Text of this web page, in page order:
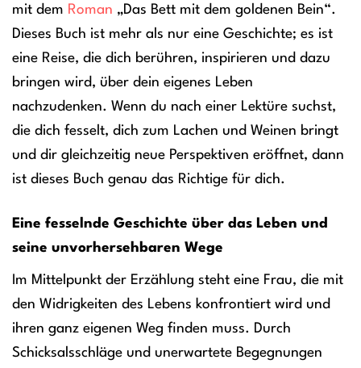
mit dem Roman „Das Bett mit dem goldenen Bein“.
Dieses Buch ist mehr als nur eine Geschichte; es ist
eine Reise, die dich berühren, inspirieren und dazu
bringen wird, über dein eigenes Leben
nachzudenken. Wenn du nach einer Lektüre suchst,
die dich fesselt, dich zum Lachen und Weinen bringt
und dir gleichzeitig neue Perspektiven eröffnet, dann
ist dieses Buch genau das Richtige für dich.
Eine fesselnde Geschichte über das Leben und
seine unvorhersehbaren Wege
Im Mittelpunkt der Erzählung steht eine Frau, die mit
den Widrigkeiten des Lebens konfrontiert wird und
ihren ganz eigenen Weg finden muss. Durch
Schicksalsschläge und unerwartete Begegnungen